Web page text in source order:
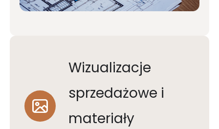
Wizualizacje
sprzedażowe i
materiały